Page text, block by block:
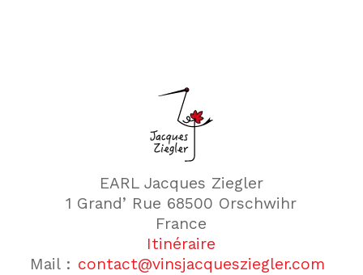
EARL Jacques Ziegler
1 Grand’ Rue 68500 Orschwihr
France
Itinéraire
Mail : contact@vinsjacquesziegler.com